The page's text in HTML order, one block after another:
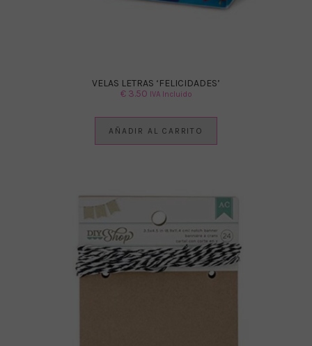
VELAS LETRAS ‘FELICIDADES’
€3.50 IVA Incluido
AÑADIR AL CARRITO